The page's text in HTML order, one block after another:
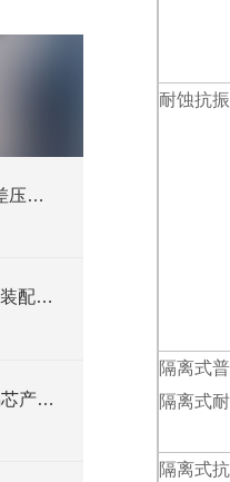
D530/7DD、D530/7DDK 差压控制器技术参数介绍
WRP2-130无固定双支铂铑装配式热电偶技术特点
手动操通用机床铠装热电偶芯产品介绍
耐蚀抗
隔离式
隔离式
隔离式